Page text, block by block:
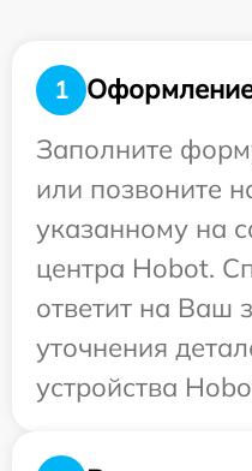
1
Заполните
или позвоните
указанному на
центра Hobot.
ответит на Ваш
уточнения
устройства